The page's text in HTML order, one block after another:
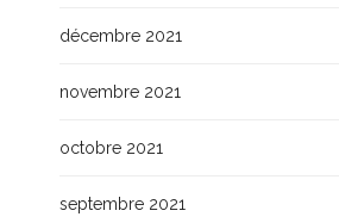
décembre 2021
novembre 2021
octobre 2021
septembre 2021